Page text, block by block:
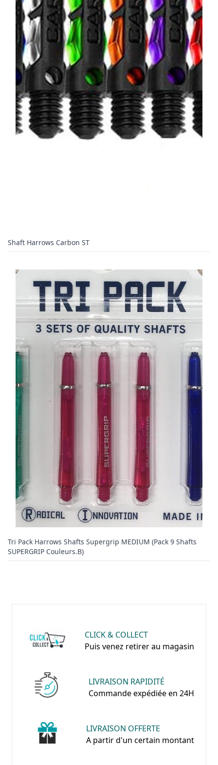
Shaft Harrows Carbon ST
Tri Pack Harrows Shafts Supergrip MEDIUM (Pack 9 Shafts
SUPERGRIP Couleurs.B)
CLICK & COLLECT
Puis venez retirer au magasin
LIVRAISON RAPIDITÉ
Commande expédiée en 24H
LIVRAISON OFFERTE
A partir d'un certain montant